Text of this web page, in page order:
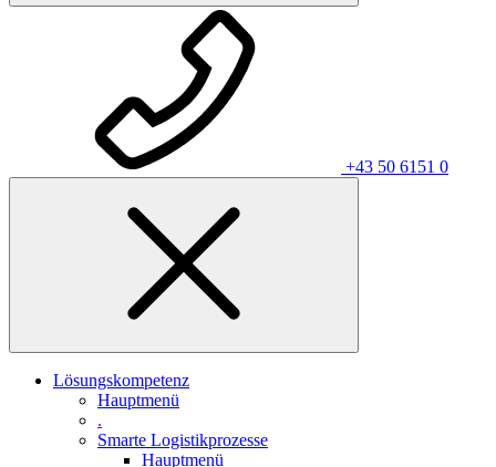
+43 50 6151 0
Lösungskompetenz
Hauptmenü
.
Smarte Logistikprozesse
Hauptmenü